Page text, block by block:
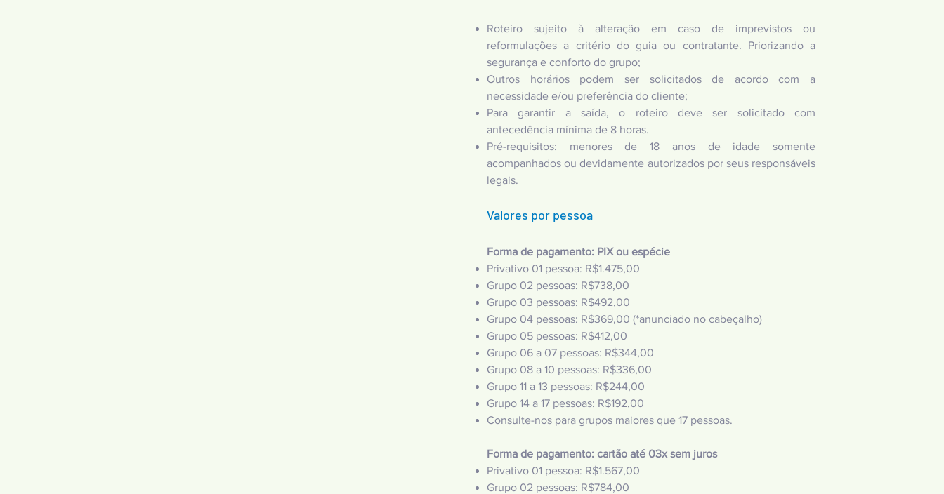
Roteiro sujeito à alteração em caso de imprevistos ou
reformulações a critério do guia ou contratante. Priorizando a
segurança e conforto do grupo;
Outros horários podem ser solicitados de acordo com a
necessidade e/ou preferência do cliente;
Para garantir a saída, o roteiro deve ser solicitado com
antecedência mínima de 8 horas.
Pré-requisitos: menores de 18 anos de idade somente
acompanhados ou devidamente autorizados por seus responsáveis
legais.
Valores por pessoa
Forma de pagamento: PIX ou espécie
Privativo 01 pessoa: R$1.475,00
Grupo 02 pessoas: R$738,00
Grupo 03 pessoas: R$492,00
Grupo 04 pessoas: R$369,00 (*anunciado no cabeçalho)
Grupo 05 pessoas: R$412,00
Grupo 06 a 07 pessoas: R$344,00
Grupo 08 a 10 pessoas: R$336,00
Grupo 11 a 13 pessoas: R$244,00
Grupo 14 a 17 pessoas: R$192,00
Consulte-nos para grupos maiores que 17 pessoas.
Forma de pagamento: cartão até 03x sem juros
Privativo 01 pessoa: R$1.567,00
Grupo 02 pessoas: R$784,00